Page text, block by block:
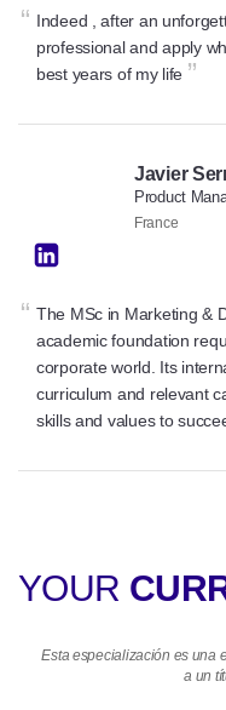
“ Indeed , after an
professional and apply
best years of my life ”
Javier
Product
France
“ The MSc in Marketing &
academic foundation
corporate world. Its
curriculum and relevant
skills and values to
YOUR
Esta especialización es una
a un